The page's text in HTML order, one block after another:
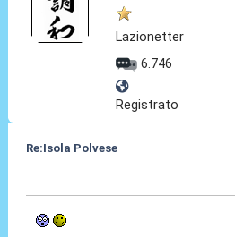
Lazionetter
6.746
Registrato
Re:Isola Polvese